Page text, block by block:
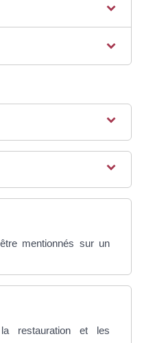
mentionnés sur un
restauration et les